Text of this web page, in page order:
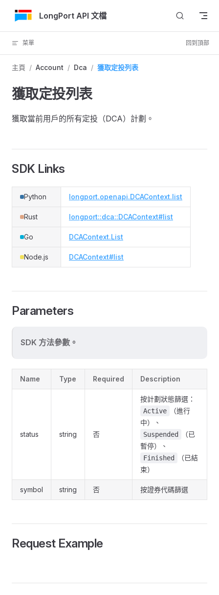
跳轉到內容LongPort API 文檔
菜單 回到頂部
主頁 / Account / Dca / 獲取定投列表
獲取定投列表
獲取當前用戶的所有定投（DCA）計劃。
SDK Links
Python longport.openapi.DCAContext.list
Rust longport::dca::DCAContext#list
Go DCAContext.List
Node.js DCAContext#list
Parameters
SDK 方法參數。
Name Type Required Description
status string 否
按計劃狀態篩選：
Active
（進行
中）、
Suspended
（已
暫停）、
Finished
（已結
束）
symbol string 否 按證券代碼篩選
Request Example